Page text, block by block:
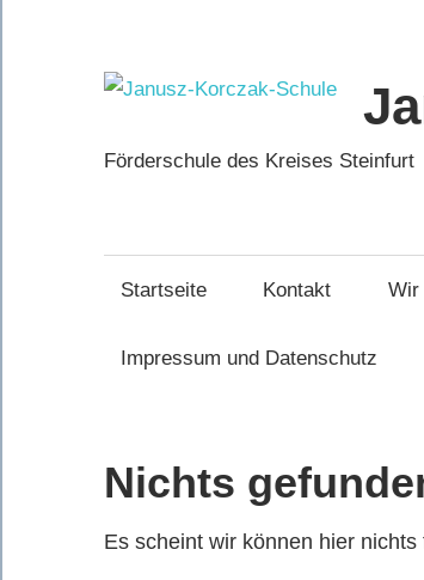
springen
Förderschule des Kreises Steinfurt
Startseite Kontakt Wir
Impressum und Datenschutz
Nichts
Es scheint wir können hier